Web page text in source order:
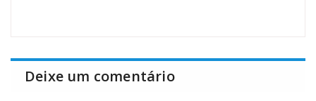
Deixe um comentário